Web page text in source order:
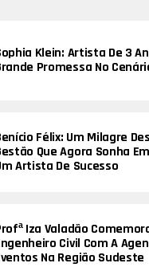
Klein: Artista De 3
Promessa No
Félix: Um Milagre
Que Agora Sonha
Artista De Sucesso
Iza Valadão
Civil Com A
Na Região Sudeste